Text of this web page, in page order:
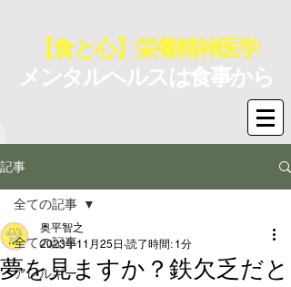
【食と心】栄養精神医学
メンタルヘルスは食事から
記事
全ての記事
アレルギー
全ての記事
夢を見ますか？鉄欠乏だと
奥平智之
2023年11月25日 読了時間: 1分